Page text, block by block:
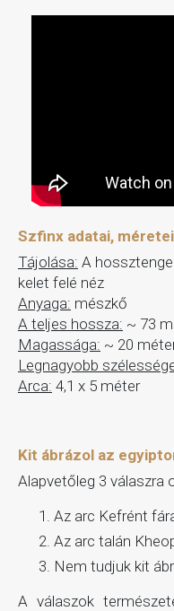
Szfinx adatai, méretei
Tájolása: A
kelet felé néz
Anyaga: mészkő
A teljes hossza: ~ 73
Magassága: ~ 20
Legnagyobb
Arca: 4,1 x 5 méter
Kit ábrázol az
Alapvetőleg 3 válaszra
Az arc Kefrént
Az arc talán
Nem tudjuk kit
A válaszok